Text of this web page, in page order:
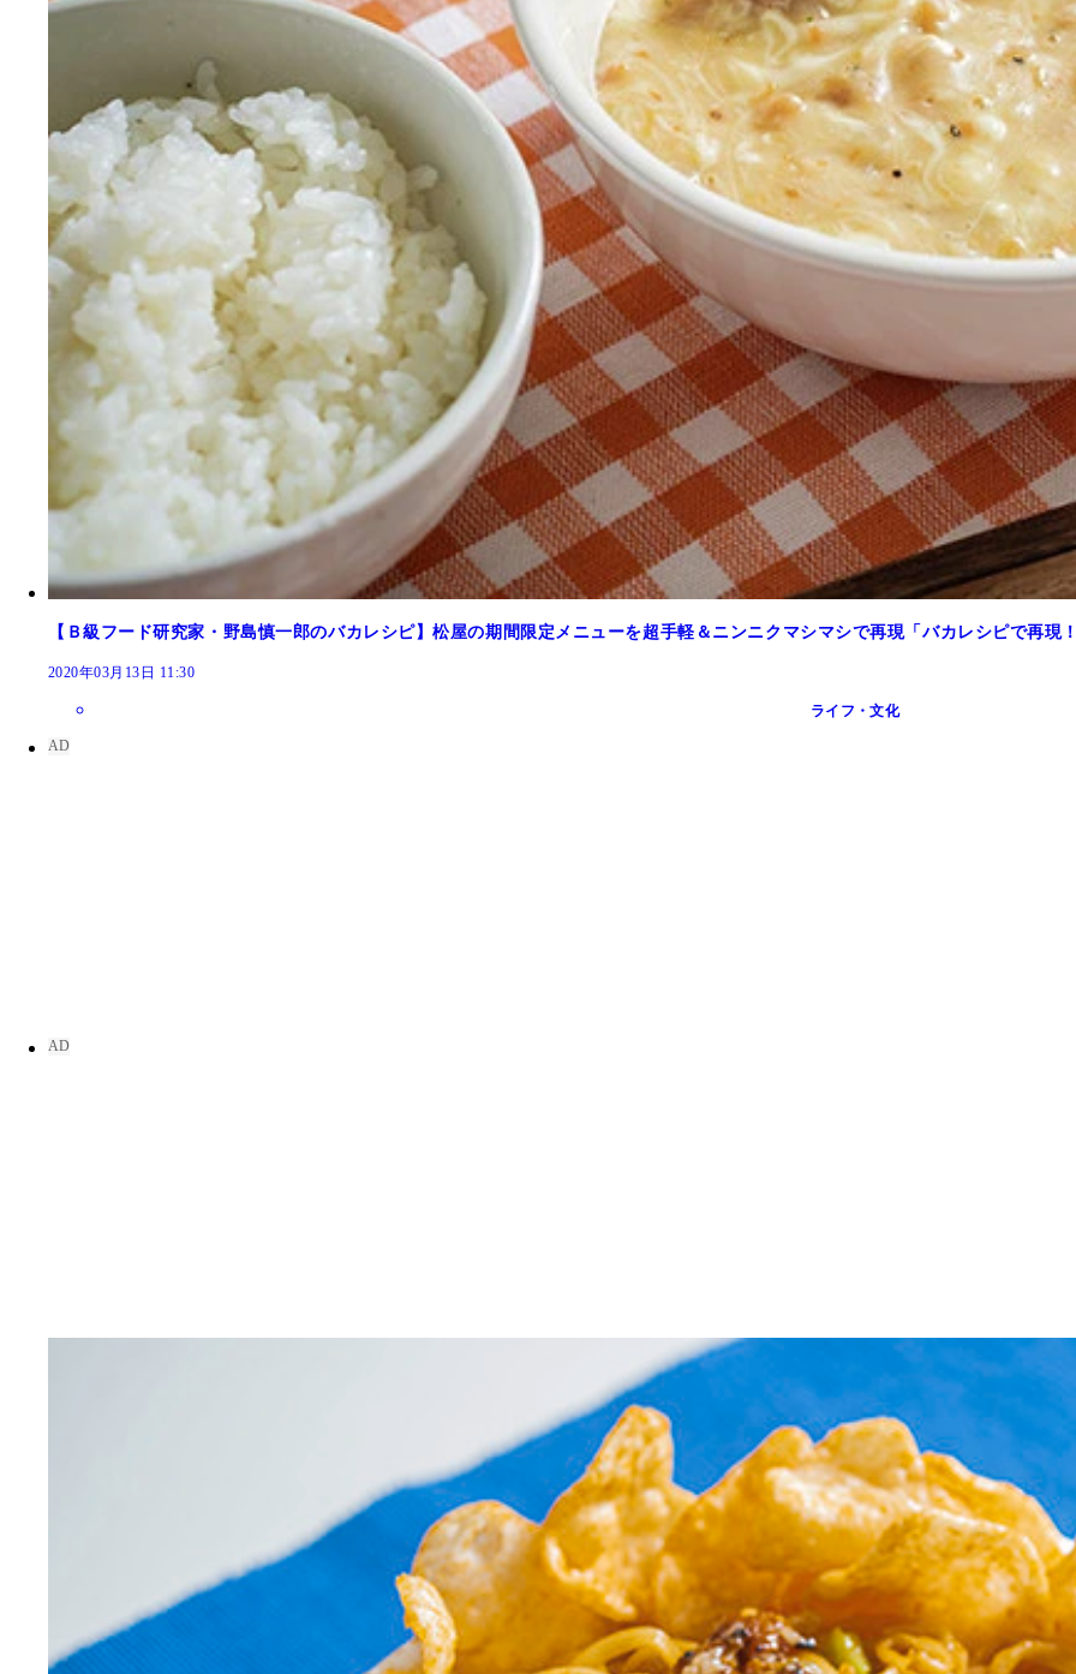
独創的な料理を続々と開発している野島慎一郎氏
【Ｂ級フード研究家・野島慎一郎のバカレシピ】松屋の期間限定メニューを超手軽＆ニンニクマシマシで再現「バカレシピで再現
2020年03月13日 11:30
ライフ・文化